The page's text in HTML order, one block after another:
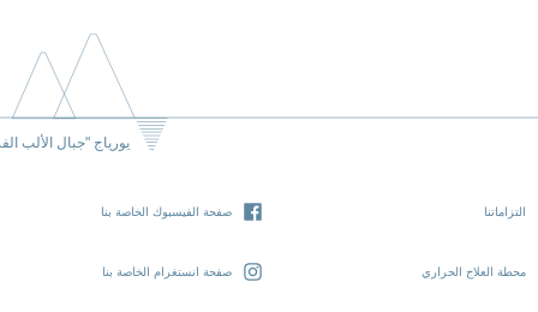
يورياج "جبال الألب
التزاماتنا
محطة العلاج الحراري
صفحة الفيسبوك الخاصة بنا
صفحة انستغرام الخاصة بنا